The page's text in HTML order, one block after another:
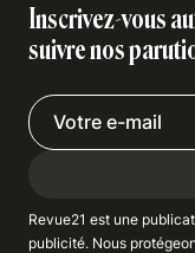
Inscrivez-vous
suivre nos
Revue21 est une
publicité. Nous